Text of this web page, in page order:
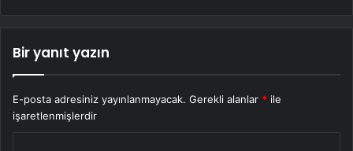
Bir yanıt yazın
E-posta adresiniz yayınlanmayacak. Gerekli alanlar * ile
işaretlenmişlerdir